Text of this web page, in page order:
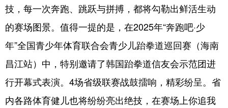
技，每一次奔跑、跳跃与拼搏，都将勾勒出鲜活生动
的赛场图景。值得一提的是，在2025年“奔跑吧·少
年”全国青少年体育联合会青少儿跆拳道巡回赛（海南
昌江站）中，特别邀请了韩国跆拳道信友会示范团进
行开幕式表演。4场省级联赛战鼓擂响，精彩纷呈。省
内各路体育健儿也将纷纷亮出绝技，在赛场上你追我